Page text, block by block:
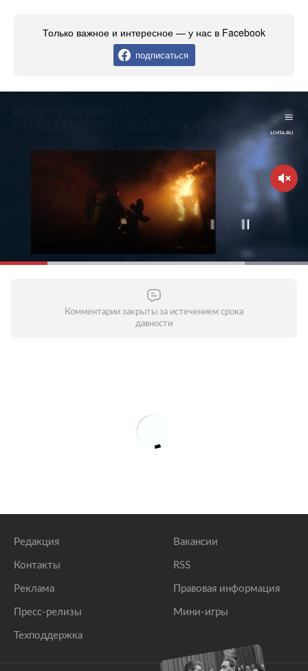
Только важное и интересное — у нас в Facebook
подписаться
Комментарии закрыты за истечением срока
давности
Редакция
Контакты
Реклама
Пресс-релизы
Техподдержка
Вакансии
RSS
Правовая информация
Мини-игры